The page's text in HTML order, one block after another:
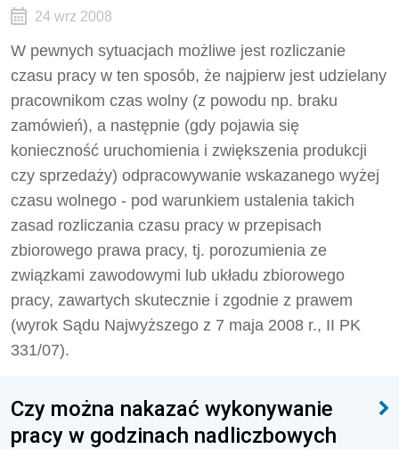
24 wrz 2008
W pewnych sytuacjach możliwe jest rozliczanie
czasu pracy w ten sposób, że najpierw jest udzielany
pracownikom czas wolny (z powodu np. braku
zamówień), a następnie (gdy pojawia się
konieczność uruchomienia i zwiększenia produkcji
czy sprzedaży) odpracowywanie wskazanego wyżej
czasu wolnego - pod warunkiem ustalenia takich
zasad rozliczania czasu pracy w przepisach
zbiorowego prawa pracy, tj. porozumienia ze
związkami zawodowymi lub układu zbiorowego
pracy, zawartych skutecznie i zgodnie z prawem
(wyrok Sądu Najwyższego z 7 maja 2008 r., II PK
331/07).
Czy można nakazać wykonywanie
pracy w godzinach nadliczbowych